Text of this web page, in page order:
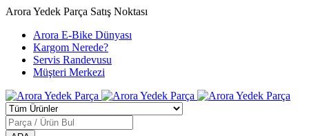
Arora Yedek Parça Satış Noktası
Arora E-Bike Dünyası
Kargom Nerede?
Servis Randevusu
Müşteri Merkezi